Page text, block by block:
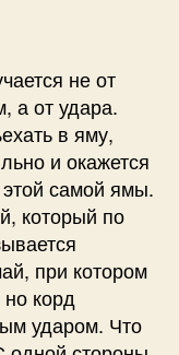
не от
а от удара.
в яму,
и окажется
самой ямы.
который по
при котором
корд
ударом. Что